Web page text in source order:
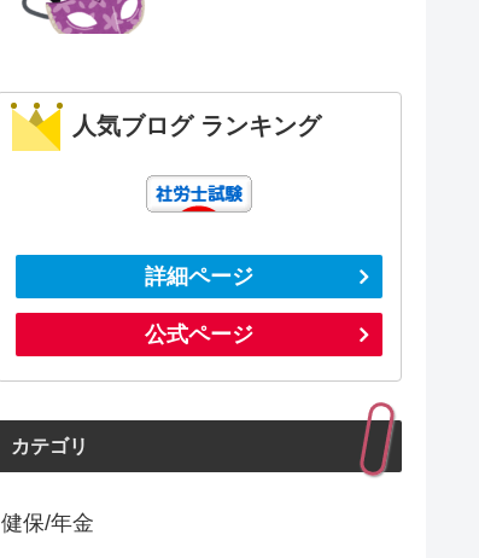
人気ブログ ランキング
詳細ページ
公式ページ
カテゴリ
健保/年金